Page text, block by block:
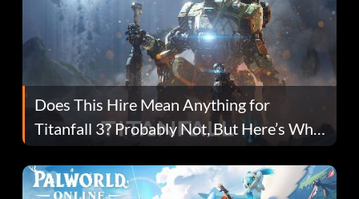
Does This Hire Mean Anything for
Titanfall 3? Probably Not, But Here’s Why
Fans Are Hopeful